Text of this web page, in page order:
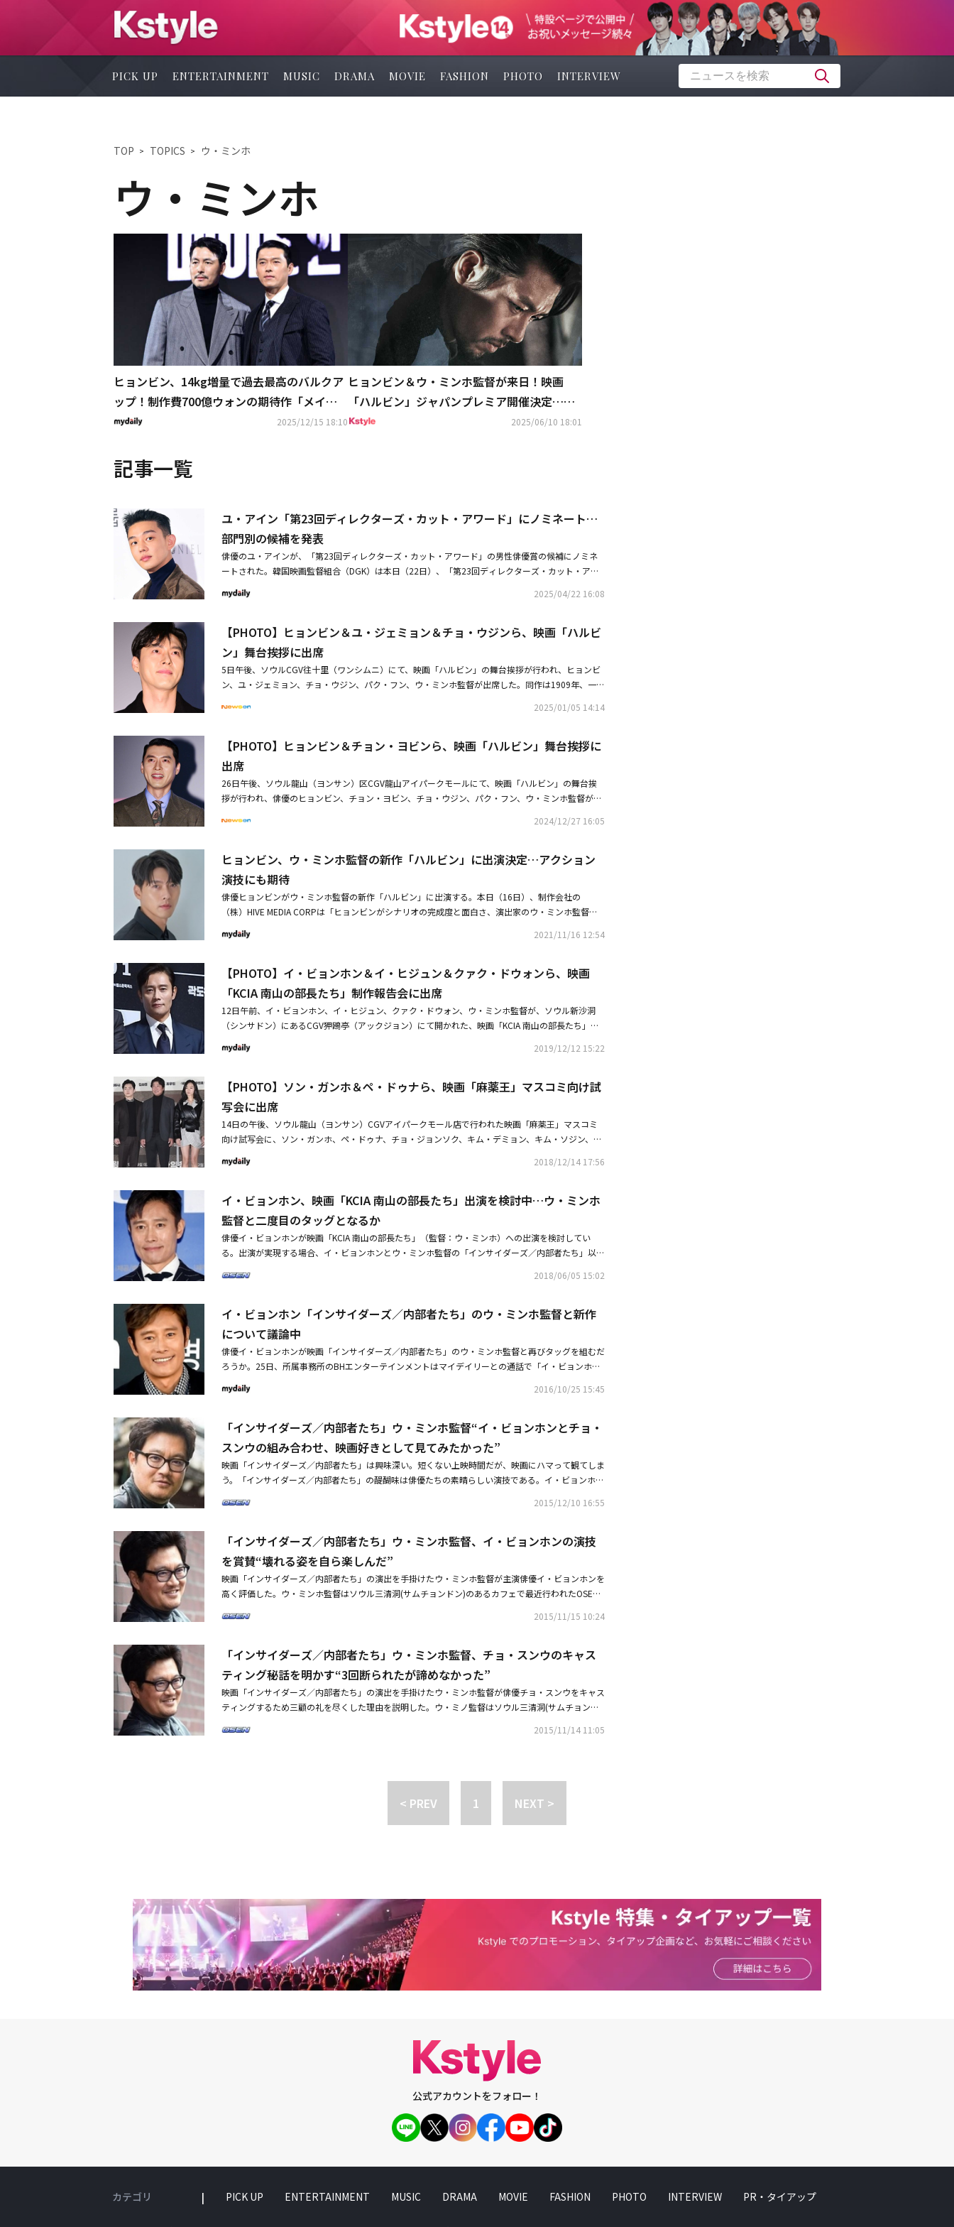
PICK UP ENTERTAINMENT MUSIC DRAMA MOVIE FASHION PHOTO INTERVIEW
TOP TOPICS ウ・ミンホ
ウ・ミンホ
ヒョンビン、14kg増量で過去最高のバルクア
ップ！制作費700億ウォンの期待作「メイ
ド・イン・コリア」豪華キャスト集結2025/12/15 18:10
ヒョンビン＆ウ・ミンホ監督が来日！映画
「ハルビン」ジャパンプレミア開催決定…リ
リー・フランキーも登壇
2025/06/10 18:01
記事一覧
ユ・アイン「第23回ディレクターズ・カット・アワード」にノミネート…
部門別の候補を発表
俳優のユ・アインが、「第23回ディレクターズ・カット・アワード」の男性俳優賞の候補にノミネ
ートされた。韓国映画監督組合（DGK）は本日（22日）、「第23回ディレクターズ・カット・アワ
映画監督組合の正会員・準会員監督の映画及びドラマシリーズを対象とする。「ディレクターズ・カ
式を、2017年に韓国映画監督組合主催のイベントに発展させ、2022年からシリーズ部門が新設され
た。韓国映画監督組合の監督が投票を通じて今年の監督と俳優を選ぶ「ディレクターズ・カット・ア
ワード」は、監督賞、脚本賞、新人監督賞、ビジョン賞（独立映画賞）を選定する。また、従来の映
画賞とは違って主演・助演を区別しない男女俳優賞、今まで見たことのなない一面を披露した俳優に
与える新しい男女俳優賞を選定する。まず、映画監督賞の候補には「スンブ:二人の棋士」のキム・
ヒョンジュ監督、「ハンサムガイズ」のナム・ドンヒョプ監督、「ミッキー17」のポン・ジュノ監
死んだ」のキム・セフィ監督、「ハンサムガイズ」のナム・ドンヒョプ監督、「Work to Do」のパ
ク・ホンジュン監督、「長孫」のオ・ジョンミン監督がノミネートされた。脚本賞の候補には「スン
ブ:二人の棋士」のキム・ヒョンジュ＆ユン・ジョンビン監督、「朝の海 カモメは」のパク・イウン
監督、「ミッキー17」のポン・ジュノ監督、「長孫」のオ・ジョンミン監督、「破墓／パミョ」の
ダミン監督、「退魔録」のキム・ドンチョル監督、「朝の海 カモメは」のパク・イウン監督、「Wo
がノミネートされた。また、女性俳優賞には「ラブ・イン・ザ・ビッグシティ」のキム・ゴウン、
「破墓／パミョ」のキム・ゴウン、「彼女に」のキム・ジェファ、「#彼女が死んだ」のシン・ヘソ
ン、「朝の海 カモメは」のヤン・ヒギョンが名を連ね、競争を繰り広げる。男性俳優賞には「ミッ
キー17」 のロバート・パティンソン、映画「スンブ:二人の棋士」のイ・ビョンホン＆ユ・アイン、
「朝の海 カモメは」のユン・ジュサン、「破墓／パミョ」のチェ・ミンシクが選定された。新しい
女性俳優賞には 「Star of Ulsan」のキム・グムスン、「戦と乱」のキム・シンロク、「ミッキー1
7」のキム・ジアン、「朝の海 カモメは」のヤン・ヒギョン、「PILOT ー人生のリフライトー」の元
ティ」のノ・サンヒョン、「朝の海 カモメは」のユン・ジュサン、「破墓／パミョ」のイ・ドヒョ
ン、「コメント部隊」のホン・ギョンがノミネートされた。シリーズ部門の監督賞には、「家族計
画」のキム・ゴク＆キム・ソン監督、「同調者（The Sympathizer）」のパク・チャヌク監督、「寄
生獣 －ザ・グレイ－」のヨン・サンホ監督、「殺人者のパラドックス」のイ・チャンヒ監督、「LTN
S～不倫探偵夫婦物語～」のイム・デヒョン監督、「イカゲーム シーズン2」のファン・ドンヒョク
監督が名を連ねた。シリーズ部門・女性俳優賞の候補には、「殺し屋たちの店」のキム・ヘジュン、
た。男性俳優賞では「家族計画」のリュ・スンボム、「LTNS～不倫探偵夫婦物語～」のアン・ジェ
ホン、「イカゲーム シーズン2」のイ・ビョンホン、「殺人者のパラドックス」のイ・ヒジュン＆チ
ェ・ウシクが競争を繰り広げる。新しい女性俳優賞には「殺し屋たちの店」のクム・ヘナ、「地獄が
呼んでいる」シーズン2のムン・グニョン、「大都市の愛し方」のイ・スギョン、「家族計画」の
は「殺人者のパラドックス」のキム・ヨハン、「家族計画」のロモン、「イカゲーム シーズン2」の
クが選定された。「第23回ディレクターズ・カット・アワード」は、5月20日午後7時より開催され
2025/04/22 16:08
【PHOTO】ヒョンビン＆ユ・ジェミョン＆チョ・ウジンら、映画「ハルビ
ン」舞台挨拶に出席
5日午後、ソウルCGV往十里（ワンシムニ）にて、映画「ハルビン」の舞台挨拶が行われ、ヒョンビ
ン、ユ・ジェミョン、チョ・ウジン、パク・フン、ウ・ミンホ監督が出席した。同作は1909年、一つ
だ。※この記事は現地メディアの取材によるものです。写真にばらつきがございますので、予めご了
ャルポスターを公開・ソン・イェジン、夫ヒョンビンの主演映画のVIP試写会に参加「私の方が緊
張」
2025/01/05 14:14
【PHOTO】ヒョンビン＆チョン・ヨビンら、映画「ハルビン」舞台挨拶に
出席
26日午後、ソウル龍山（ヨンサン）区CGV龍山アイパークモールにて、映画「ハルビン」の舞台挨
拶が行われ、俳優のヒョンビン、チョン・ヨビン、チョ・ウジン、パク・フン、ウ・ミンホ監督が出
まる追跡と疑いを描いた作品だ。※この記事は現地メディアの取材によるものです。写真にばらつき
に参加「私の方が緊張」・【PHOTO】ヒョンビン＆イ・ドンウク＆チョ・ウジンら、映画「ハルビ
ン」VIP試写会に出席
2024/12/27 16:05
ヒョンビン、ウ・ミンホ監督の新作「ハルビン」に出演決定…アクション
演技にも期待
俳優ヒョンビンがウ・ミンホ監督の新作「ハルビン」に出演する。本日（16日）、制作会社の
（株）HIVE MEDIA CORPは「ヒョンビンがシナリオの完成度と面白さ、演出家のウ・ミンホ監督へ
サイダーズ／内部者たち」「麻薬王」「KCIA 南山の部長たち」などを通じて、激動の大韓民国の現
戻すために命をかけた独立運動家のストーリーを描くスパイアクション大作だ。ヒョンビンは作中、
祖国を失った時代を生きている者の寂しさと命がけの独立運動を展開する過程で感じる不安、責任な
ど、複雑な感情とアクション演技をこなすという。同作は「インサイダーズ／内部者たち」「KCIA
南山の部長たち」「ただ悪より救いたまえ」などを手がけてきたHIVE MEDIA CORPが制作。「ただ
悪より救いたまえ」「パラサイト 半地下の家族」「スノーピアサー」のホン・ギョンピョ撮影監督
をはじめ、トップスタッフたちが合流する予定だ。韓国とロシア、中国を行き来するスパイアクショ
2021/11/16 12:54
【PHOTO】イ・ビョンホン＆イ・ヒジュン＆クァク・ドウォンら、映画
「KCIA 南山の部長たち」制作報告会に出席
12日午前、イ・ビョンホン、イ・ヒジュン、クァク・ドウォン、ウ・ミンホ監督が、ソウル新沙洞
（シンサドン）にあるCGV狎鴎亭（アックジョン）にて開かれた、映画「KCIA 南山の部長たち」の
長キム・ギュピョン（イ・ビョンホン）が、韓国大統領暗殺事件を起こすまでの全40日間の物語を
群の演技力・イ・ビョンホン主演、映画「KCIA 南山の部長たち」海外版ポスターが公開米メディア
からも高い関心
2019/12/12 15:22
【PHOTO】ソン・ガンホ＆ペ・ドゥナら、映画「麻薬王」マスコミ向け試
写会に出席
14日の午後、ソウル龍山（ヨンサン）CGVアイパークモール店で行われた映画「麻薬王」マスコミ
向け試写会に、ソン・ガンホ、ペ・ドゥナ、チョ・ジョンソク、キム・デミョン、キム・ソジン、
クター予告編を公開強烈な個性に注目・ソン・ガンホ主演映画「麻薬王」韓国で12月に公開予定
2018/12/14 17:56
イ・ビョンホン、映画「KCIA 南山の部長たち」出演を検討中…ウ・ミンホ
監督と二度目のタッグとなるか
俳優イ・ビョンホンが映画「KCIA 南山の部長たち」（監督：ウ・ミンホ）への出演を検討してい
る。出演が実現する場合、イ・ビョンホンとウ・ミンホ監督の「インサイダーズ／内部者たち」以
係者は5日午後、OSENとの取材で「イ・ビョンホンが『KCIA 南山の部長たち』への出演を検討して
長たち」はウ・ミンホ監督の復帰作で、韓国中央情報部の部長たちと彼らが主導した工作政治を題材
に、韓国政治の裏歴史を暴く。朴正煕（パク・ジョンヒ）元大統領に次ぐ第二人者として君臨し、猛
威を奮っていたキム・ヒョンウクは、3選改憲案が可決された直後の1969年10月、中央情報部長職
を解任され、一夜にして権力の座から追い出されて力を失った上、普段から多くの敵を作ったため、
激しい不安に耐えきれず、1973年4月秘密裏に亡命した。1979年10月初旬、キム・ヒョンウクはパ
リで行方不明になり、ついに真相が解明されないまま、今までミステリーとして残っている。「KCI
2018/06/05 15:02
イ・ビョンホン「インサイダーズ／内部者たち」のウ・ミンホ監督と新作
について議論中
俳優イ・ビョンホンが映画「インサイダーズ／内部者たち」のウ・ミンホ監督と再びタッグを組むだ
ろうか。25日、所属事務所のBHエンターテインメントはマイデイリーとの通話で「イ・ビョンホン
関係者は「まだシナリオは完成していないため、決まったことは何もない」と伝えた。ウ・ミンホ監
資金を儲けた人物のストーリーを描く。イ・ビョンホンとウ・ミンホ監督が再びタッグを組むのか、
関心が集中している。二人は昨年、映画「インサイダーズ／内部者たち」でタッグを組んだ。同作は
観客動員数900万人を突破し、その人気に支えられ、ディレクターズカット版「内部者たち：ザ・オ
リジナル」まで公開された。
2016/10/25 15:45
「インサイダーズ／内部者たち」ウ・ミンホ監督“イ・ビョンホンとチョ・
スンウの組み合わせ、映画好きとして見てみたかった”
映画「インサイダーズ／内部者たち」は興味深い。短くない上映時間だが、映画にハマって観てしま
う。「インサイダーズ／内部者たち」の醍醐味は俳優たちの素晴らしい演技である。イ・ビョンホ
主人公はまさに「インサイダーズ／内部者たち」のウ・ミンホ監督である。ウ・ミンホ監督が「イン
ために、原作にはなかったキャラクターであるウ検察官を作り出した。正義感と成功のための欲望の
間で葛藤するウ検察官をチョ・スンウは見事に表現した。「すべてのキャラクターが欲望を丸出しに
してほしいと思った。だから原作にはなかったウ検察官のキャラクターを作った。ウ検察官は成功し
たいけれど、汚いやり方で成功したい気はない人物だ。成功と正義どちらにも偏ることなく、率直に
欲望を表現するキャラクターだ。そんなキャラクターを表現するためにチョ・スンウさんにシナリオ
を気にせずに熱く表現してほしいとお願いした。映画の中でチョ・スンウは怒ると豹変し、躁病のよ
者であるユン・テホ作家も、3回も断ったチョ・スンウも説得しなければならなかった。ウ・ミンホ
監督は監督としてではなく、映画好きとしてイ・ビョンホンとチョ・スンウの組み合わせでユン・テ
ホ作家の熱いエネルギーを表現した映画を観てみたかったという。「ユン・テホ作家の原作ウェブ漫
画『インサイダーズ／内部者たち』が持つエネルギーをイ・ビョンホンとチョ・スンウの組み合わせ
たので最善を尽くした。『インサイダーズ／内部者たち』の演出を担当して、最高の俳優と最高のス
ンが演じるアン・サングは、マーティン・スコセッシの映画「ケープ・フィアー」のロバート・デ・
ニーロをオマージュしたものだ。「イ・ビョンホンさんはハンサムで格好いい。『甘い人生』ではア
めるならやめる。せっかくやるのだからやってみましょう』と言って最善を尽くしてくれた。壊れる
のを楽しく思って、もっと壊れようとしてくれてありがたかった」ウ・ミンホ監督の「インサイダー
ズ／内部者たち」は財閥と政治家とマスコミ関係者が別荘で会うシーンが衝撃的な映画だ。そのシー
ンさえ無ければ、15歳観覧可も十分あり得るように見えた。しかし、ウ・ミンホ監督はその部分に
ついて妥協する気は全く無かった。「ウェブ漫画をみて、別荘シーンでショックを受けた。そのた
め、そのシーンを映画に必ず入れようと思った。そのシーンのため青少年観覧不可(R指定)の判定が
出たのは当たり前だと思う。人々が彼らを注視していたら、果たして彼らが自分たちの醜悪な欲望を
2015/12/10 16:55
「インサイダーズ／内部者たち」ウ・ミンホ監督、イ・ビョンホンの演技
を賞賛“壊れる姿を自ら楽しんだ”
映画「インサイダーズ／内部者たち」の演出を手掛けたウ・ミンホ監督が主演俳優イ・ビョンホンを
高く評価した。ウ・ミンホ監督はソウル三清洞(サムチョンドン)のあるカフェで最近行われたOSEN
シーンで、本人が肉を付けてもっと壊れた姿を見せようとした」と話した。続けて「同じヤクザでも
思った。最初にイ・ビョンホンにキャラクターの設定を提案したときには困惑した様子だったが、
『どうせやるならきちんとやるべきだし、そうでなければやめるべきだ』という気持ちで後には本人
が壊れるのを楽しんだ」と撮影現場で最善を尽くして演じたイ・ビョンホンを賞賛した。「インサイ
ダーズ／内部者たち」は韓国社会を動かす内部者たちの義理と裏切りを描いた映画で、韓国で19日
に公開される。
2015/11/15 10:24
「インサイダーズ／内部者たち」ウ・ミンホ監督、チョ・スンウのキャス
ティング秘話を明かす“3回断られたが諦めなかった”
映画「インサイダーズ／内部者たち」の演出を手掛けたウ・ミンホ監督が俳優チョ・スンウをキャス
ティングするため三顧の礼を尽くした理由を説明した。ウ・ミノ監督はソウル三清洞(サムチョンド
ィグ』で見て怪物のような俳優だと思った。その熱いエネルギーは韓国最高のエネルギーだと思っ
るしかなかった。その結果、映画の中でチョ・スンウさんは本当に立派にエネルギーを表現してくれ
優たちの演技を賞賛した。「インサイダーズ／内部者たち」は韓国社会を動かす内部者の義理と裏切
りを描いた映画で、韓国で19日に公開される。
2015/11/14 11:05
< PREV 1 NEXT >
公式アカウントをフォロー！
カテゴリ PICK UP ENTERTAINMENT MUSIC DRAMA MOVIE FASHION PHOTO INTERVIEW PR・タイアップ